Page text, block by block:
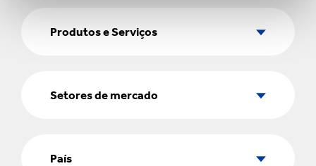
Produtos e Serviços
Setores de mercado
País